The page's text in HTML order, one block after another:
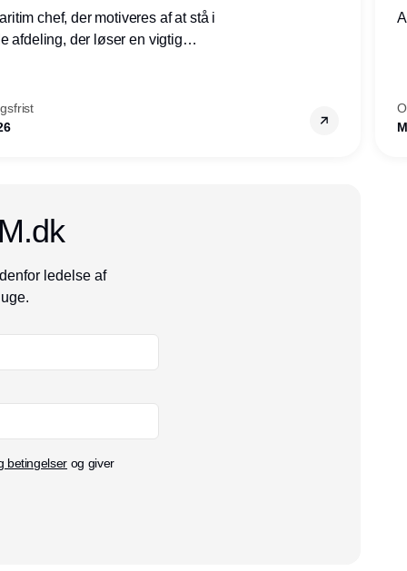
chef, der motiveres af at stå i
afdeling, der løser en vigtig
ledelse af
betingelser og giver